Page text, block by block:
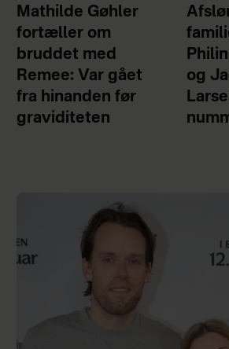
Mathilde Gøhler
fortæller om
bruddet med
Remee: Var gået
fra hinanden før
graviditeten
og